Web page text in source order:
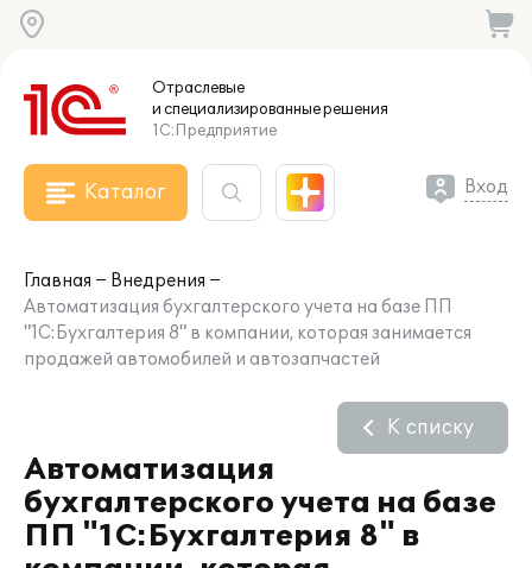
Отраслевые
и специализированныерешения
1С:Предприятие
Каталог Вход
Главная
Внедрения
Автоматизация бухгалтерского учета на базе ПП
"1С:Бухгалтерия 8" в компании, которая занимается
продажей автомобилей и автозапчастей
Автоматизация
бухгалтерского учета на базе
ПП "1С:Бухгалтерия 8" в
К списку